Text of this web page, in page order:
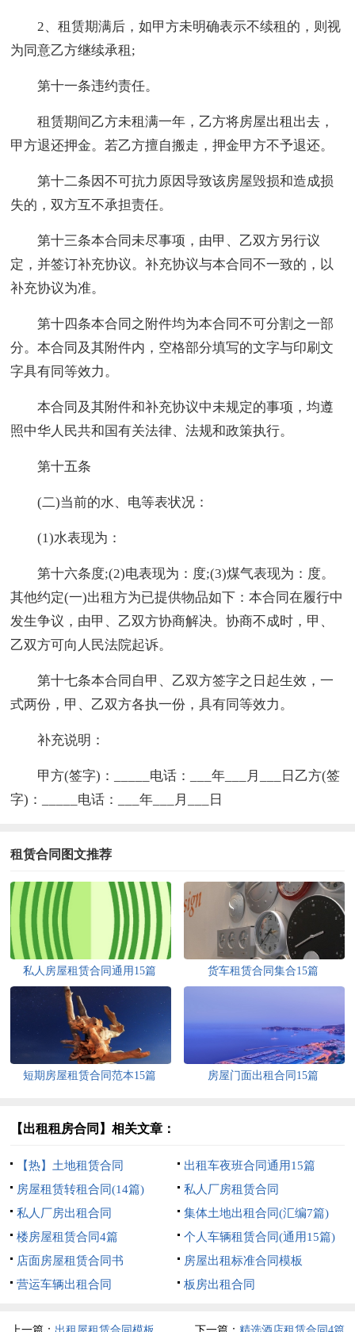
2、租赁期满后，如甲方未明确表示不续租的，则视
为同意乙方继续承租;
第十一条违约责任。
租赁期间乙方未租满一年，乙方将房屋出租出去，
甲方退还押金。若乙方擅自搬走，押金甲方不予退还。
第十二条因不可抗力原因导致该房屋毁损和造成损
失的，双方互不承担责任。
第十三条本合同未尽事项，由甲、乙双方另行议
定，并签订补充协议。补充协议与本合同不一致的，以
补充协议为准。
第十四条本合同之附件均为本合同不可分割之一部
分。本合同及其附件内，空格部分填写的文字与印刷文
字具有同等效力。
本合同及其附件和补充协议中未规定的事项，均遵
照中华人民共和国有关法律、法规和政策执行。
第十五条
(二)当前的水、电等表状况：
(1)水表现为：
第十六条度;(2)电表现为：度;(3)煤气表现为：度。
其他约定(一)出租方为已提供物品如下：本合同在履行中
发生争议，由甲、乙双方协商解决。协商不成时，甲、
乙双方可向人民法院起诉。
第十七条本合同自甲、乙双方签字之日起生效，一
式两份，甲、乙双方各执一份，具有同等效力。
补充说明：
甲方(签字)：_____电话：___年___月___日乙方(签
字)：_____电话：___年___月___日
租赁合同图文推荐
私人房屋租赁合同通用15篇 货车租赁合同集合15篇
短期房屋租赁合同范本15篇 房屋门面出租合同15篇
【出租租房合同】相关文章：
【热】土地租赁合同
出租车夜班合同通用15篇
房屋租赁转租合同(14篇)
私人厂房租赁合同
私人厂房出租合同
集体土地出租合同(汇编7篇)
楼房屋租赁合同4篇
个人车辆租赁合同(通用15篇)
店面房屋租赁合同书
房屋出租标准合同模板
营运车辆出租合同
板房出租合同